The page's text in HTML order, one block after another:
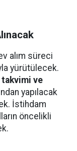
alım süreci
yürütülecek.
takvimi ve
yapılacak
İstihdam
öncelikli